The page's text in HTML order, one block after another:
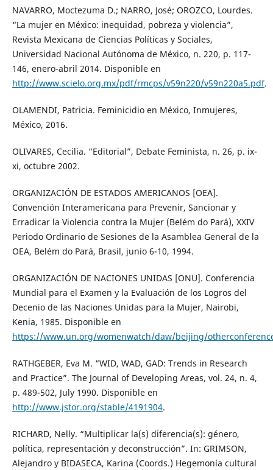
NAVARRO, Moctezuma D.; NARRO, José; OROZCO, Lourdes.
“La mujer en México: inequidad, pobreza y violencia”,
Revista Mexicana de Ciencias Políticas y Sociales,
Universidad Nacional Autónoma de México, n. 220, p. 117-
146, enero-abril 2014. Disponible en
http://www.scielo.org.mx/pdf/rmcps/v59n220/v59n220a5.pdf.
OLAMENDI, Patricia. Feminicidio en México, Inmujeres,
México, 2016.
OLIVARES, Cecilia. “Editorial”, Debate Feminista, n. 26, p. ix-
xi, octubre 2002.
ORGANIZACIÓN DE ESTADOS AMERICANOS [OEA].
Convención Interamericana para Prevenir, Sancionar y
Erradicar la Violencia contra la Mujer (Belém do Pará), XXIV
Periodo Ordinario de Sesiones de la Asamblea General de la
OEA, Belém do Pará, Brasil, junio 6-10, 1994.
ORGANIZACIÓN DE NACIONES UNIDAS [ONU]. Conferencia
Mundial para el Examen y la Evaluación de los Logros del
Decenio de las Naciones Unidas para la Mujer, Nairobi,
Kenia, 1985. Disponible en
https://www.un.org/womenwatch/daw/beijing/
RATHGEBER, Eva M. “WID, WAD, GAD: Trends in Research
and Practice”. The Journal of Developing Areas, vol. 24, n. 4,
p. 489-502, July 1990. Disponible en
http://www.jstor.org/stable/4191904.
RICHARD, Nelly. “Multiplicar la(s) diferencia(s): género,
política, representación y deconstrucción”. In: GRIMSON,
Alejandro y BIDASECA, Karina (Coords.) Hegemonía cultural